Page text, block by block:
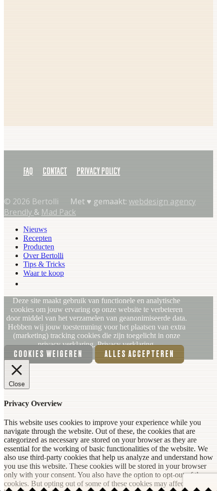
FAQ Contact Privacy policy
© 2026 Bertolli Met ♥︎ gemaakt:webdesign agency
Brendly&Mad Pack
Nieuws
Recepten
Producten
Over Bertolli
Tips & Tricks
Waar te koop
NL (BE)
Deze site maakt gebruik van functionele en analytische
cookies om jouw ervaring op onze website te verbeteren
door middel van het verzamelen van geanonimiseerde data.
Hebben wij jouw toestemming voor het plaatsen van extra
(marketing) tracking cookies die zijn toegelicht in onze
privacy verklaring.Privacy verklaring.
COOKIES WEIGEREN ALLES ACCEPTEREN
Close
Privacy Overview
This website uses cookies to improve your experience while you
navigate through the website. Out of these, the cookies that are
categorized as necessary are stored on your browser as they are
essential for the working of basic functionalities of the website. We
also use third-party cookies that help us analyze and understand how
you use this website. These cookies will be stored in your browser
only with your consent. You also have the option to opt-out of these
cookies. But opting out of some of these cookies may affect your